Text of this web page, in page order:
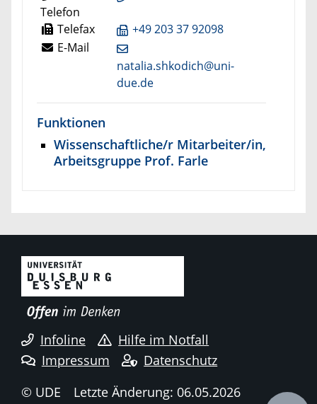
Telefon
Telefax
+49 203 37 92098
E-Mail
natalia.shkodich@uni-
due.de
Funktionen
Wissenschaftliche/r Mitarbeiter/in,
Arbeitsgruppe Prof. Farle
Infoline
Hilfe im Notfall
Impressum
Datenschutz
© UDE
Letzte Änderung: 06.05.2026